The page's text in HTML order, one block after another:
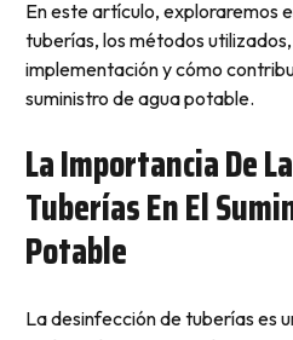
En este artículo, exploraremos
tuberías, los métodos
implementación y cómo
suministro de agua potable.
La Importancia De
Tuberías En El
Potable
La desinfección de tuberías es